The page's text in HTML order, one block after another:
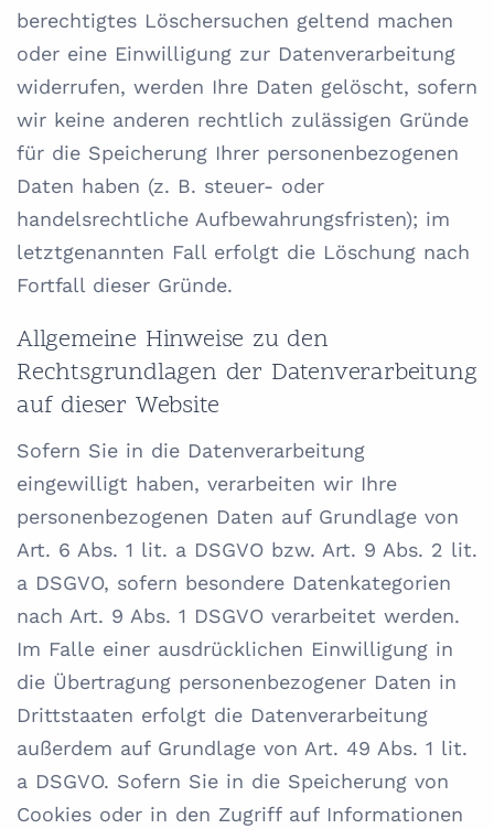
berechtigtes Löschersuchen geltend machen
oder eine Einwilligung zur Datenverarbeitung
widerrufen, werden Ihre Daten gelöscht, sofern
wir keine anderen rechtlich zulässigen Gründe
für die Speicherung Ihrer personenbezogenen
Daten haben (z. B. steuer- oder
handelsrechtliche Aufbewahrungsfristen); im
letztgenannten Fall erfolgt die Löschung nach
Fortfall dieser Gründe.
Allgemeine Hinweise zu den
Rechtsgrundlagen der Datenverarbeitung
auf dieser Website
Sofern Sie in die Datenverarbeitung
eingewilligt haben, verarbeiten wir Ihre
personenbezogenen Daten auf Grundlage von
Art. 6 Abs. 1 lit. a DSGVO bzw. Art. 9 Abs. 2 lit.
a DSGVO, sofern besondere Datenkategorien
nach Art. 9 Abs. 1 DSGVO verarbeitet werden.
Im Falle einer ausdrücklichen Einwilligung in
die Übertragung personenbezogener Daten in
Drittstaaten erfolgt die Datenverarbeitung
außerdem auf Grundlage von Art. 49 Abs. 1 lit.
a DSGVO. Sofern Sie in die Speicherung von
Cookies oder in den Zugriff auf Informationen